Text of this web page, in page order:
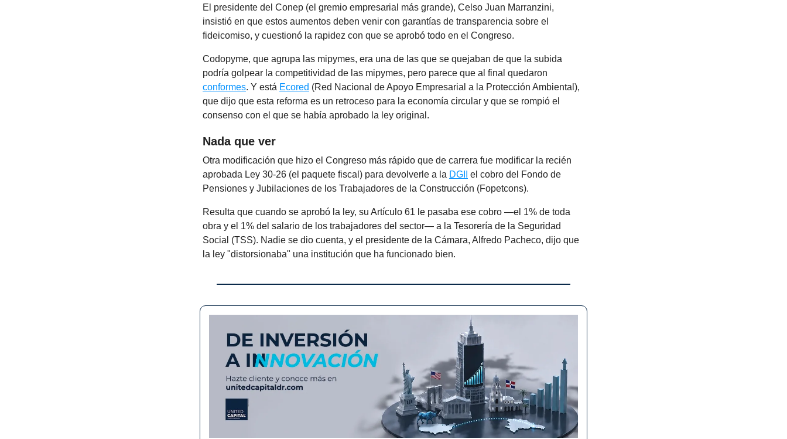
El presidente del Conep (el gremio empresarial más grande), Celso Juan Marranzini,
insistió en que estos aumentos deben venir con garantías de transparencia sobre el
fideicomiso, y cuestionó la rapidez con que se aprobó todo en el Congreso.
Codopyme, que agrupa las mipymes, era una de las que se quejaban de que la subida
podría golpear la competitividad de las mipymes, pero parece que al final quedaron
conformes. Y está Ecored (Red Nacional de Apoyo Empresarial a la Protección Ambiental),
que dijo que esta reforma es un retroceso para la economía circular y que se rompió el
consenso con el que se había aprobado la ley original.
Nada que ver
Otra modificación que hizo el Congreso más rápido que de carrera fue modificar la recién
aprobada Ley 30-26 (el paquete fiscal) para devolverle a la DGII
el cobro del Fondo de
Pensiones y Jubilaciones de los Trabajadores de la Construcción (Fopetcons).
Resulta que cuando se aprobó la ley, su Artículo 61 le pasaba ese cobro —el 1% de toda
obra y el 1% del salario de los trabajadores del sector— a la Tesorería de la Seguridad
Social (TSS). Nadie se dio cuenta, y el presidente de la Cámara, Alfredo Pacheco, dijo que
la ley "distorsionaba" una institución que ha funcionado bien.